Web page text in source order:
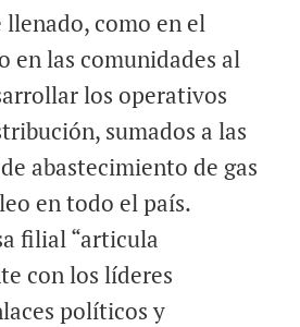
llenado, como en el
en las comunidades al
los operativos
sumados a las
abastecimiento de gas
en todo el país.
filial “articula
con los líderes
políticos y